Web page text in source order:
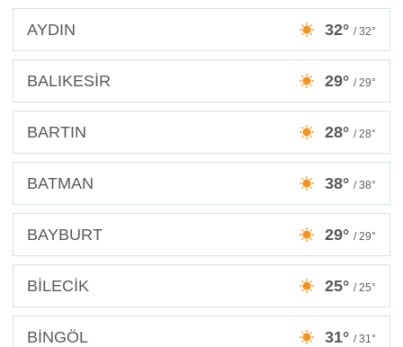
AYDIN 32° / 32°
BALIKESİR 29° / 29°
BARTIN 28° / 28°
BATMAN 38° / 38°
BAYBURT 29° / 29°
BİLECİK 25° / 25°
BİNGÖL 31° / 31°